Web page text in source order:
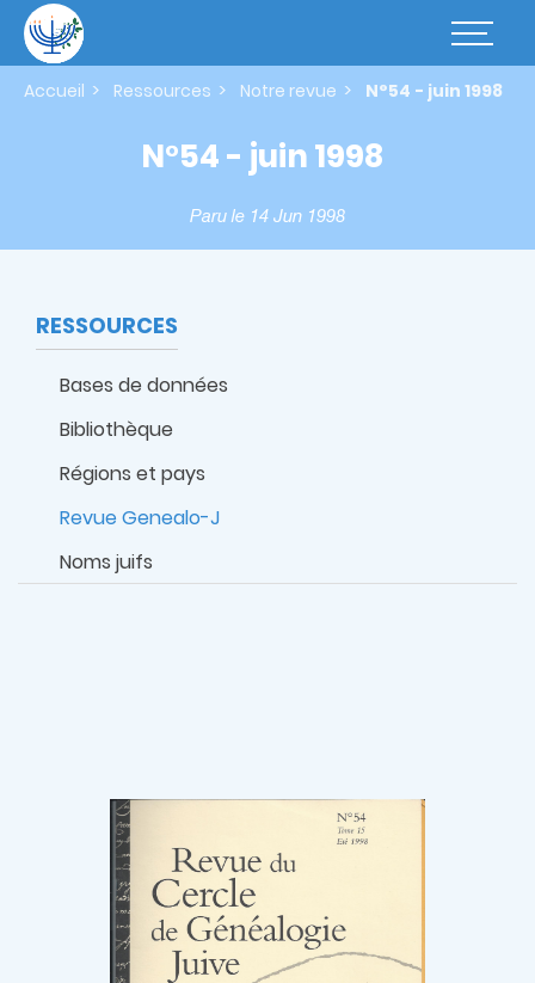
contenu
principal
Basculer
navigation
Accueil Ressources Notre revue N°54 - juin 1998
N°54 - juin 1998
Paru le 14 Jun 1998
RESSOURCES
Bases de données
Bibliothèque
Régions et pays
Revue Genealo-J
Noms juifs